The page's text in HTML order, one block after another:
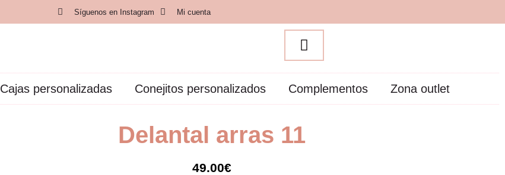
Síguenos en Instagram Mi cuenta
Cajas personalizadas Conejitos personalizados Complementos Zona outlet
Delantal arras 11
49.00€